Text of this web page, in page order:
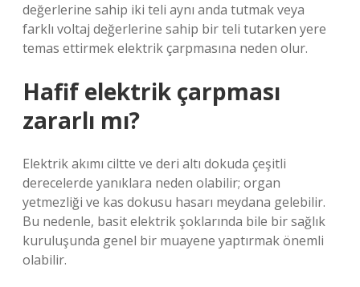
değerlerine sahip iki teli aynı anda tutmak veya
farklı voltaj değerlerine sahip bir teli tutarken yere
temas ettirmek elektrik çarpmasına neden olur.
Hafif elektrik çarpması
zararlı mı?
Elektrik akımı ciltte ve deri altı dokuda çeşitli
derecelerde yanıklara neden olabilir; organ
yetmezliği ve kas dokusu hasarı meydana gelebilir.
Bu nedenle, basit elektrik şoklarında bile bir sağlık
kuruluşunda genel bir muayene yaptırmak önemli
olabilir.